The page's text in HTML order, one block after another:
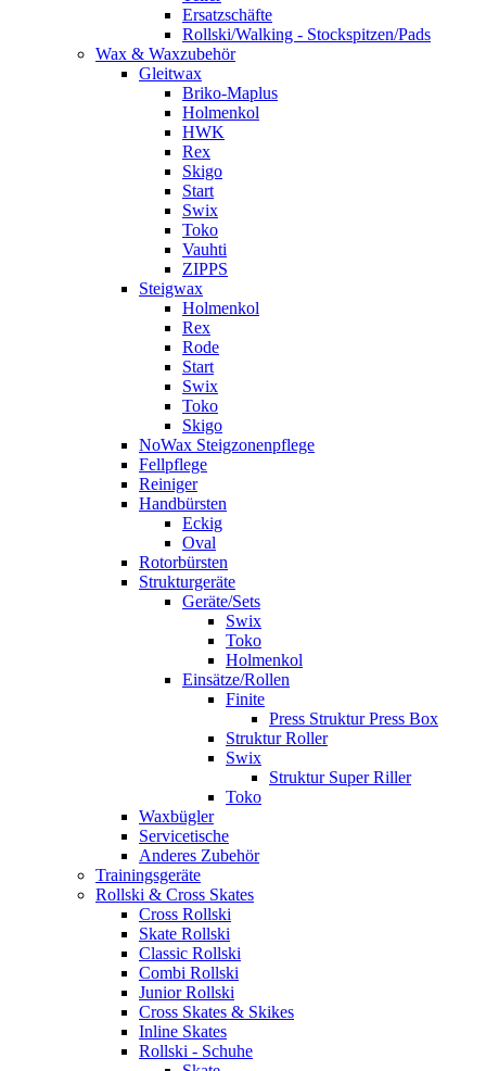
Ersatzschäfte
Rollski/Walking - Stockspitzen/Pads
Wax & Waxzubehör
Gleitwax
Briko-Maplus
Holmenkol
HWK
Rex
Skigo
Start
Swix
Toko
Vauhti
ZIPPS
Steigwax
Holmenkol
Rex
Rode
Start
Swix
Toko
Skigo
NoWax Steigzonenpflege
Fellpflege
Reiniger
Handbürsten
Eckig
Oval
Rotorbürsten
Strukturgeräte
Geräte/Sets
Swix
Toko
Holmenkol
Einsätze/Rollen
Finite
Press Struktur Press Box
Struktur Roller
Swix
Struktur Super Riller
Toko
Waxbügler
Servicetische
Anderes Zubehör
Trainingsgeräte
Rollski & Cross Skates
Cross Rollski
Skate Rollski
Classic Rollski
Combi Rollski
Junior Rollski
Cross Skates & Skikes
Inline Skates
Rollski - Schuhe